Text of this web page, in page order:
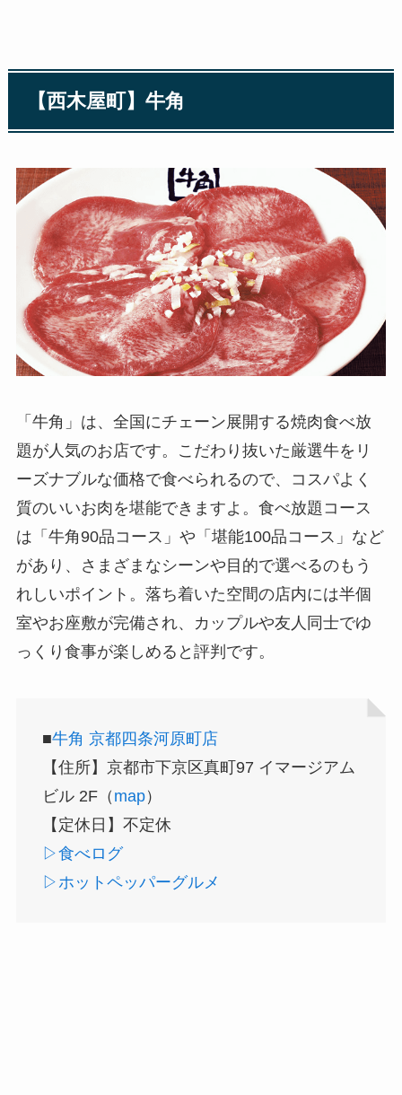
【西木屋町】牛角
「牛角」は、全国にチェーン展開する焼肉食べ放
題が人気のお店です。こだわり抜いた厳選牛をリ
ーズナブルな価格で食べられるので、コスパよく
質のいいお肉を堪能できますよ。食べ放題コース
は「牛角90品コース」や「堪能100品コース」など
があり、さまざまなシーンや目的で選べるのもう
れしいポイント。落ち着いた空間の店内には半個
室やお座敷が完備され、カップルや友人同士でゆ
っくり食事が楽しめると評判です。
■牛角 京都四条河原町店
【住所】京都市下京区真町97 イマージアム
ビル 2F（ map）
【定休日】不定休
▷食べログ
▷ホットペッパーグルメ